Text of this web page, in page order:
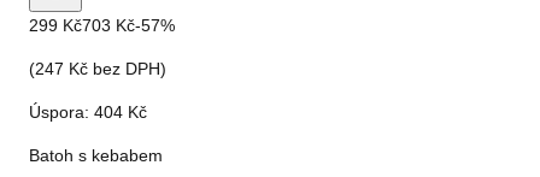
299 Kč703 Kč-57%
(247 Kč bez DPH)
Úspora: 404 Kč
Batoh s kebabem